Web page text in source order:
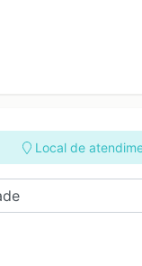
Local de